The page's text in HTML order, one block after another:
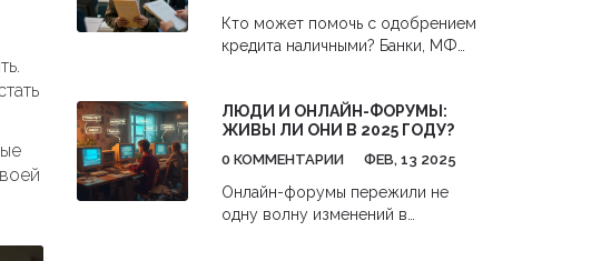
Кто может помочь с одобрением
кредита наличными? Банки, МФО,
как выбрать правильный путь,
чтобы не попасть в долговую
ловушку.
ЛЮДИ И ОНЛАЙН-ФОРУМЫ:
ЖИВЫ ЛИ ОНИ В 2025 ГОДУ?
0 КОММЕНТАРИИ ФЕВ, 13 2025
Онлайн-форумы пережили не
одну волну изменений в